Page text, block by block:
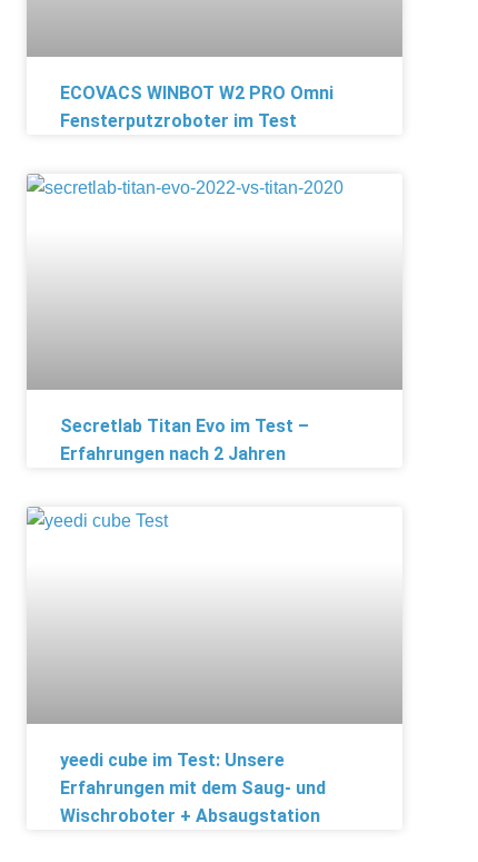
ECOVACS WINBOT W2 PRO Omni
Fensterputzroboter im Test
Secretlab Titan Evo im Test –
Erfahrungen nach 2 Jahren
yeedi cube im Test: Unsere
Erfahrungen mit dem Saug- und
Wischroboter + Absaugstation